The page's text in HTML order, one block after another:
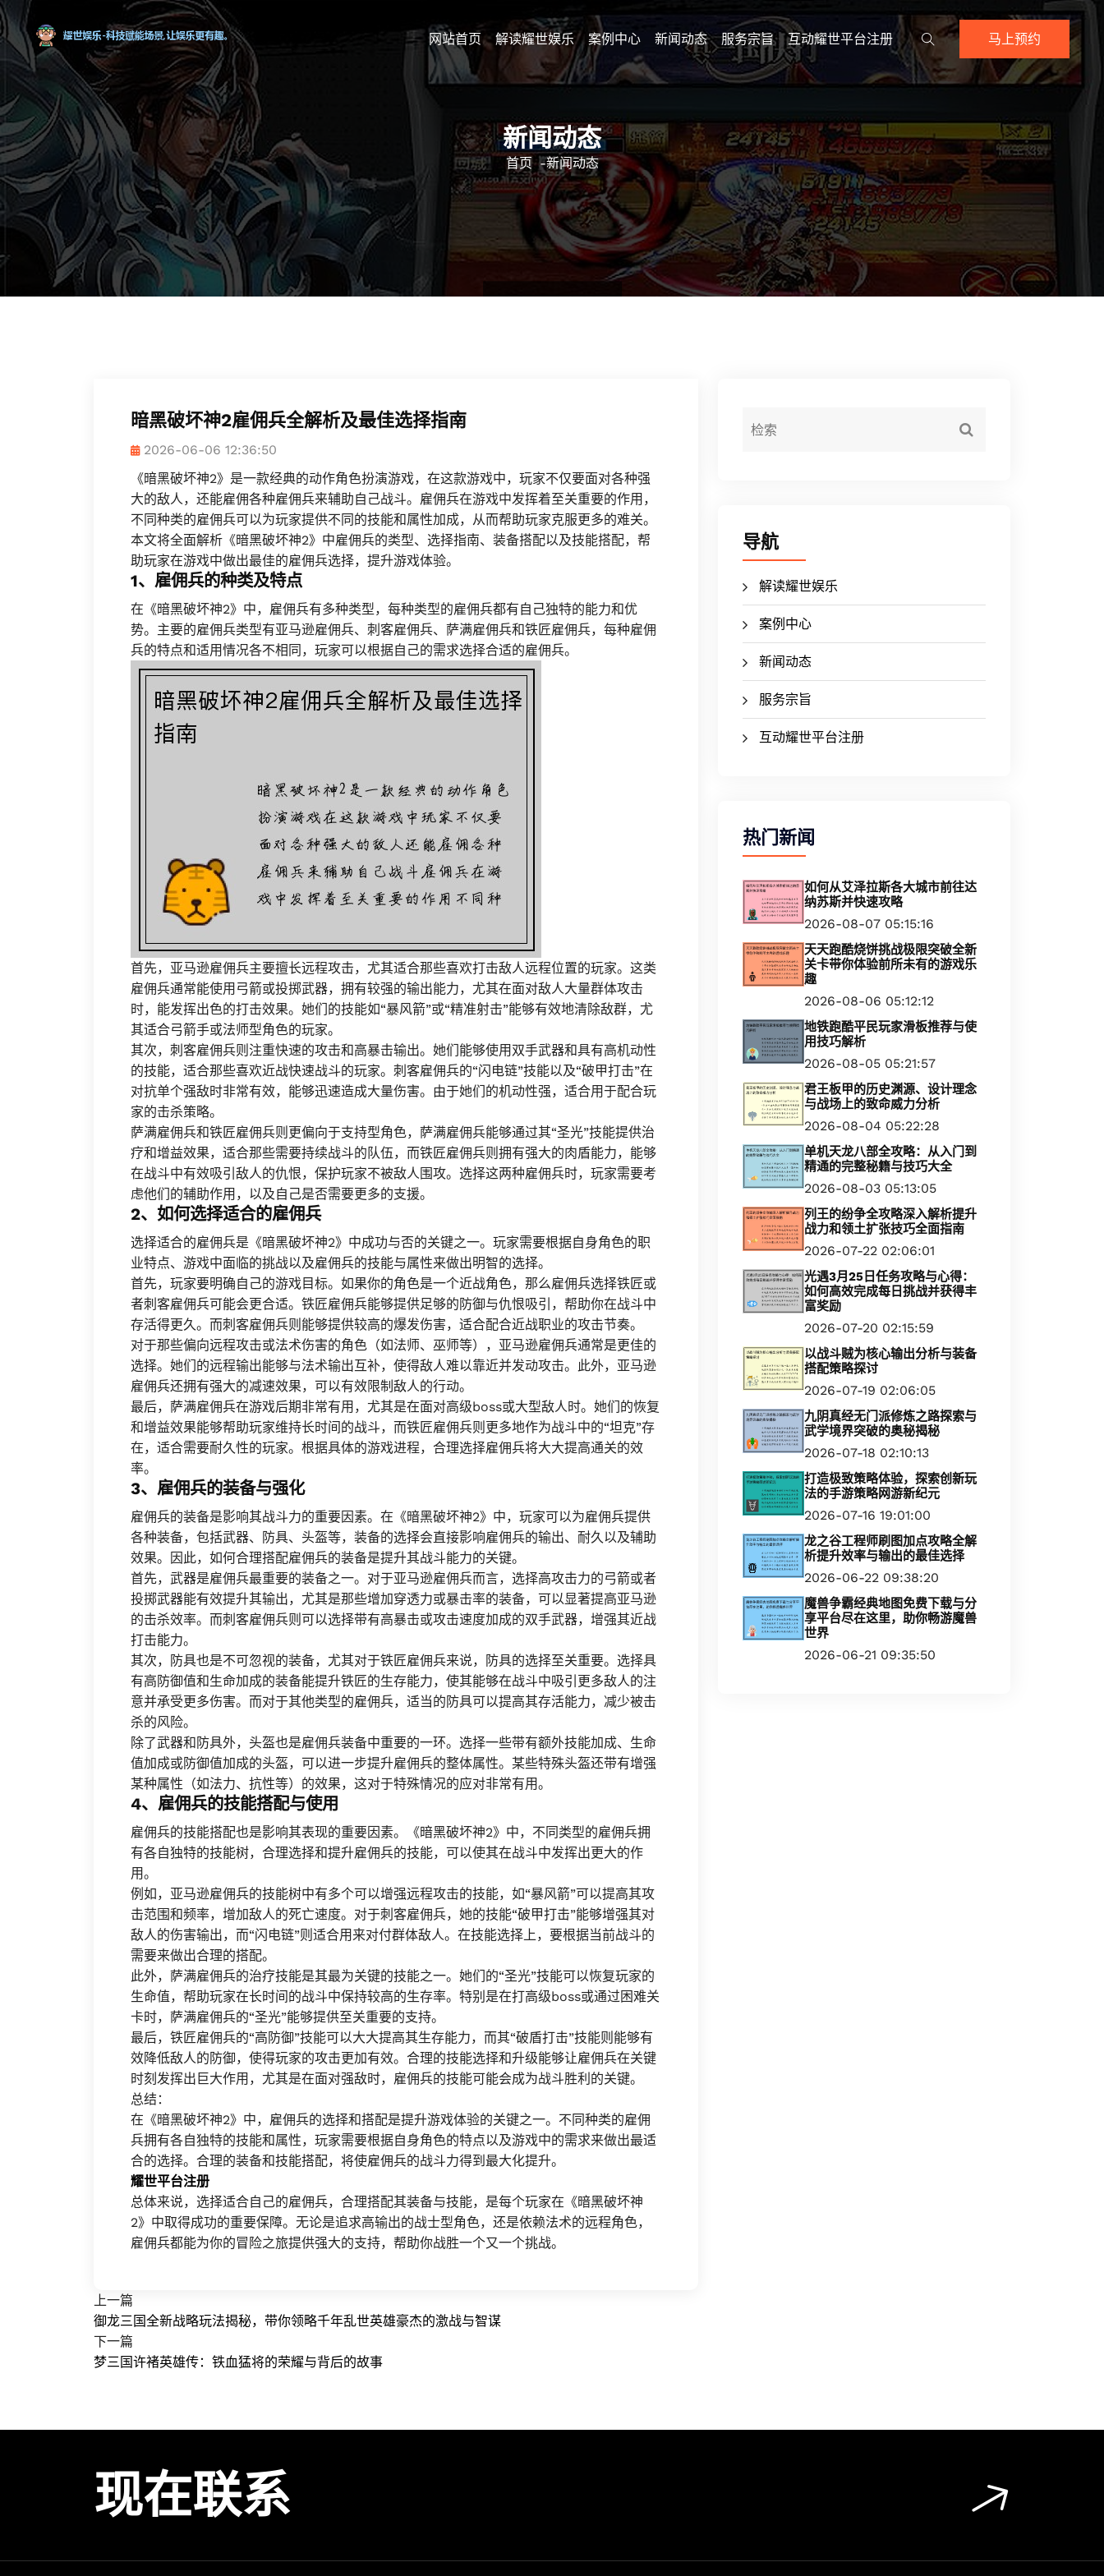
网站首页 解读耀世娱乐 案例中心 新闻动态 服务宗旨 互动耀世平台注册 马上预约
新闻动态
首页 -新闻动态
暗黑破坏神2雇佣兵全解析及最佳选择指南
2026-06-06 12:36:50
《暗黑破坏神2》是一款经典的动作角色扮演游戏，在这款游戏中，玩家不仅要面对各种强
大的敌人，还能雇佣各种雇佣兵来辅助自己战斗。雇佣兵在游戏中发挥着至关重要的作用，
不同种类的雇佣兵可以为玩家提供不同的技能和属性加成，从而帮助玩家克服更多的难关。
本文将全面解析《暗黑破坏神2》中雇佣兵的类型、选择指南、装备搭配以及技能搭配，帮
助玩家在游戏中做出最佳的雇佣兵选择，提升游戏体验。
1、雇佣兵的种类及特点
在《暗黑破坏神2》中，雇佣兵有多种类型，每种类型的雇佣兵都有自己独特的能力和优
势。主要的雇佣兵类型有亚马逊雇佣兵、刺客雇佣兵、萨满雇佣兵和铁匠雇佣兵，每种雇佣
兵的特点和适用情况各不相同，玩家可以根据自己的需求选择合适的雇佣兵。
首先，亚马逊雇佣兵主要擅长远程攻击，尤其适合那些喜欢打击敌人远程位置的玩家。这类
雇佣兵通常能使用弓箭或投掷武器，拥有较强的输出能力，尤其在面对敌人大量群体攻击
时，能发挥出色的打击效果。她们的技能如“暴风箭”或“精准射击”能够有效地清除敌群，尤
其适合弓箭手或法师型角色的玩家。
其次，刺客雇佣兵则注重快速的攻击和高暴击输出。她们能够使用双手武器和具有高机动性
的技能，适合那些喜欢近战快速战斗的玩家。刺客雇佣兵的“闪电链”技能以及“破甲打击”在
对抗单个强敌时非常有效，能够迅速造成大量伤害。由于她们的机动性强，适合用于配合玩
家的击杀策略。
萨满雇佣兵和铁匠雇佣兵则更偏向于支持型角色，萨满雇佣兵能够通过其“圣光”技能提供治
疗和增益效果，适合那些需要持续战斗的队伍，而铁匠雇佣兵则拥有强大的肉盾能力，能够
在战斗中有效吸引敌人的仇恨，保护玩家不被敌人围攻。选择这两种雇佣兵时，玩家需要考
虑他们的辅助作用，以及自己是否需要更多的支援。
2、如何选择适合的雇佣兵
选择适合的雇佣兵是《暗黑破坏神2》中成功与否的关键之一。玩家需要根据自身角色的职
业特点、游戏中面临的挑战以及雇佣兵的技能与属性来做出明智的选择。
首先，玩家要明确自己的游戏目标。如果你的角色是一个近战角色，那么雇佣兵选择铁匠或
者刺客雇佣兵可能会更合适。铁匠雇佣兵能够提供足够的防御与仇恨吸引，帮助你在战斗中
存活得更久。而刺客雇佣兵则能够提供较高的爆发伤害，适合配合近战职业的攻击节奏。
对于那些偏向远程攻击或法术伤害的角色（如法师、巫师等），亚马逊雇佣兵通常是更佳的
选择。她们的远程输出能够与法术输出互补，使得敌人难以靠近并发动攻击。此外，亚马逊
雇佣兵还拥有强大的减速效果，可以有效限制敌人的行动。
最后，萨满雇佣兵在游戏后期非常有用，尤其是在面对高级boss或大型敌人时。她们的恢复
和增益效果能够帮助玩家维持长时间的战斗，而铁匠雇佣兵则更多地作为战斗中的“坦克”存
在，适合需要耐久性的玩家。根据具体的游戏进程，合理选择雇佣兵将大大提高通关的效
率。
3、雇佣兵的装备与强化
雇佣兵的装备是影响其战斗力的重要因素。在《暗黑破坏神2》中，玩家可以为雇佣兵提供
各种装备，包括武器、防具、头盔等，装备的选择会直接影响雇佣兵的输出、耐久以及辅助
效果。因此，如何合理搭配雇佣兵的装备是提升其战斗能力的关键。
首先，武器是雇佣兵最重要的装备之一。对于亚马逊雇佣兵而言，选择高攻击力的弓箭或者
投掷武器能有效提升其输出，尤其是那些增加穿透力或暴击率的装备，可以显著提高亚马逊
的击杀效率。而刺客雇佣兵则可以选择带有高暴击或攻击速度加成的双手武器，增强其近战
打击能力。
其次，防具也是不可忽视的装备，尤其对于铁匠雇佣兵来说，防具的选择至关重要。选择具
有高防御值和生命加成的装备能提升铁匠的生存能力，使其能够在战斗中吸引更多敌人的注
意并承受更多伤害。而对于其他类型的雇佣兵，适当的防具可以提高其存活能力，减少被击
杀的风险。
除了武器和防具外，头盔也是雇佣兵装备中重要的一环。选择一些带有额外技能加成、生命
值加成或防御值加成的头盔，可以进一步提升雇佣兵的整体属性。某些特殊头盔还带有增强
某种属性（如法力、抗性等）的效果，这对于特殊情况的应对非常有用。
4、雇佣兵的技能搭配与使用
雇佣兵的技能搭配也是影响其表现的重要因素。《暗黑破坏神2》中，不同类型的雇佣兵拥
有各自独特的技能树，合理选择和提升雇佣兵的技能，可以使其在战斗中发挥出更大的作
用。
例如，亚马逊雇佣兵的技能树中有多个可以增强远程攻击的技能，如“暴风箭”可以提高其攻
击范围和频率，增加敌人的死亡速度。对于刺客雇佣兵，她的技能“破甲打击”能够增强其对
敌人的伤害输出，而“闪电链”则适合用来对付群体敌人。在技能选择上，要根据当前战斗的
需要来做出合理的搭配。
此外，萨满雇佣兵的治疗技能是其最为关键的技能之一。她们的“圣光”技能可以恢复玩家的
生命值，帮助玩家在长时间的战斗中保持较高的生存率。特别是在打高级boss或通过困难关
卡时，萨满雇佣兵的“圣光”能够提供至关重要的支持。
最后，铁匠雇佣兵的“高防御”技能可以大大提高其生存能力，而其“破盾打击”技能则能够有
效降低敌人的防御，使得玩家的攻击更加有效。合理的技能选择和升级能够让雇佣兵在关键
时刻发挥出巨大作用，尤其是在面对强敌时，雇佣兵的技能可能会成为战斗胜利的关键。
总结：
在《暗黑破坏神2》中，雇佣兵的选择和搭配是提升游戏体验的关键之一。不同种类的雇佣
兵拥有各自独特的技能和属性，玩家需要根据自身角色的特点以及游戏中的需求来做出最适
合的选择。合理的装备和技能搭配，将使雇佣兵的战斗力得到最大化提升。
耀世平台注册
总体来说，选择适合自己的雇佣兵，合理搭配其装备与技能，是每个玩家在《暗黑破坏神
2》中取得成功的重要保障。无论是追求高输出的战士型角色，还是依赖法术的远程角色，
雇佣兵都能为你的冒险之旅提供强大的支持，帮助你战胜一个又一个挑战。
上一篇
御龙三国全新战略玩法揭秘，带你领略千年乱世英雄豪杰的激战与智谋
下一篇
梦三国许褚英雄传：铁血猛将的荣耀与背后的故事
导航
解读耀世娱乐
案例中心
新闻动态
服务宗旨
互动耀世平台注册
热门新闻
如何从艾泽拉斯各大城市前往达
纳苏斯并快速攻略
2026-08-07 05:15:16
天天跑酷烧饼挑战极限突破全新
关卡带你体验前所未有的游戏乐
趣
2026-08-06 05:12:12
地铁跑酷平民玩家滑板推荐与使
用技巧解析
2026-08-05 05:21:57
君王板甲的历史渊源、设计理念
与战场上的致命威力分析
2026-08-04 05:22:28
单机天龙八部全攻略：从入门到
精通的完整秘籍与技巧大全
2026-08-03 05:13:05
列王的纷争全攻略深入解析提升
战力和领土扩张技巧全面指南
2026-07-22 02:06:01
光遇3月25日任务攻略与心得：
如何高效完成每日挑战并获得丰
富奖励
2026-07-20 02:15:59
以战斗贼为核心输出分析与装备
搭配策略探讨
2026-07-19 02:06:05
九阴真经无门派修炼之路探索与
武学境界突破的奥秘揭秘
2026-07-18 02:10:13
打造极致策略体验，探索创新玩
法的手游策略网游新纪元
2026-07-16 19:01:00
龙之谷工程师刷图加点攻略全解
析提升效率与输出的最佳选择
2026-06-22 09:38:20
魔兽争霸经典地图免费下载与分
享平台尽在这里，助你畅游魔兽
世界
2026-06-21 09:35:50
现在联系